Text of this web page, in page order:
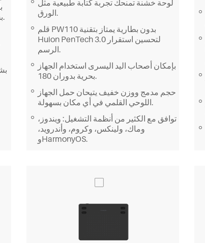
بسرعة مثل الفرشاة أو الممحاة أو التراجع.
لوحة خشنة تمنحك تجربة كتابة طبيعية مثل
الورق.
قلم PW110 بدون بطارية يمتاز بتقنية
Huion PenTech 3.0 لتحسين استقرار
الرسم.
بإمكان أصحاب اليد اليسرى استخدام الجهاز
بحرية بدوران 180.
حجم مدمج ووزن خفيف يتيحان حمل الجهاز
اللوحي القلمي في أي مكان بسهولة.
توافق مع الكثير من أنظمة التشغيل: ويندوز،
وماك، ولينكس، وكروم، وأندرويد،
وHarmonyOS.